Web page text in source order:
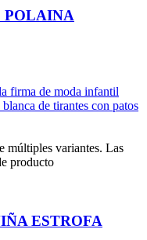
POLAINA
múltiples variantes. Las
producto
ESTROFA